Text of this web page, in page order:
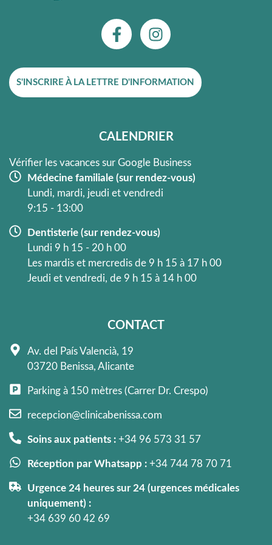
F
a
e
b
o
k
f
I
n
t
a
g
a
S'INSCRIRE À LA LETTRE D'INFORMATION
CALENDRIER
Vérifier les vacances sur Google Business
Médecine familiale (sur rendez-vous)
Lundi, mardi, jeudi et vendredi
9:15 - 13:00
Dentisterie (sur rendez-vous)
Lundi 9 h 15 - 20 h 00
Les mardis et mercredis de 9 h 15 à 17 h 00
Jeudi et vendredi, de 9 h 15 à 14 h 00
CONTACT
Av. del País Valencià, 19
03720 Benissa, Alicante
Parking à 150 mètres (Carrer Dr. Crespo)
recepcion@clinicabenissa.com
Soins aux patients : +34 96 573 31 57
Réception par Whatsapp : +34 744 78 70 71
Urgence 24 heures sur 24 (urgences médicales
uniquement) :
+34 639 60 42 69